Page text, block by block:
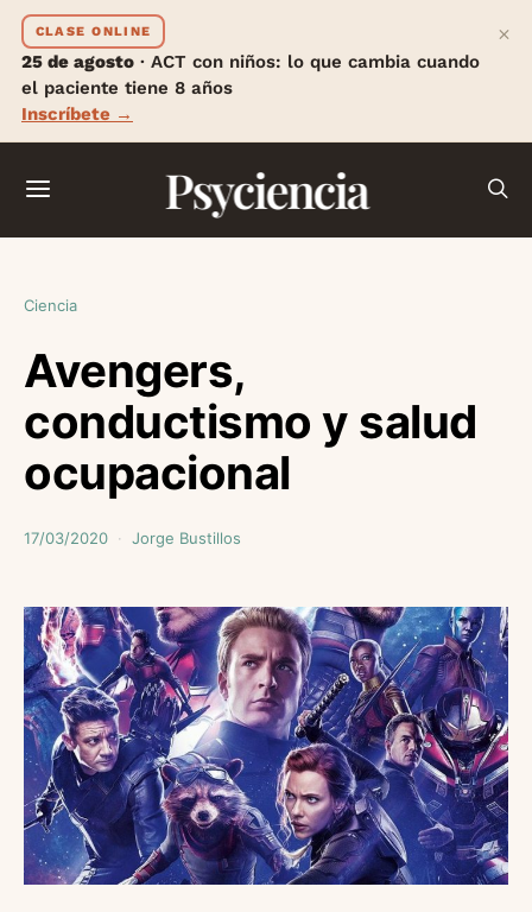
CLASE ONLINE
25 de agosto · ACT con niños: lo que cambia cuando
el paciente tiene 8 años
Inscríbete →
×
Psyciencia
Ciencia
Avengers,
conductismo y salud
ocupacional
17/03/2020 Jorge Bustillos